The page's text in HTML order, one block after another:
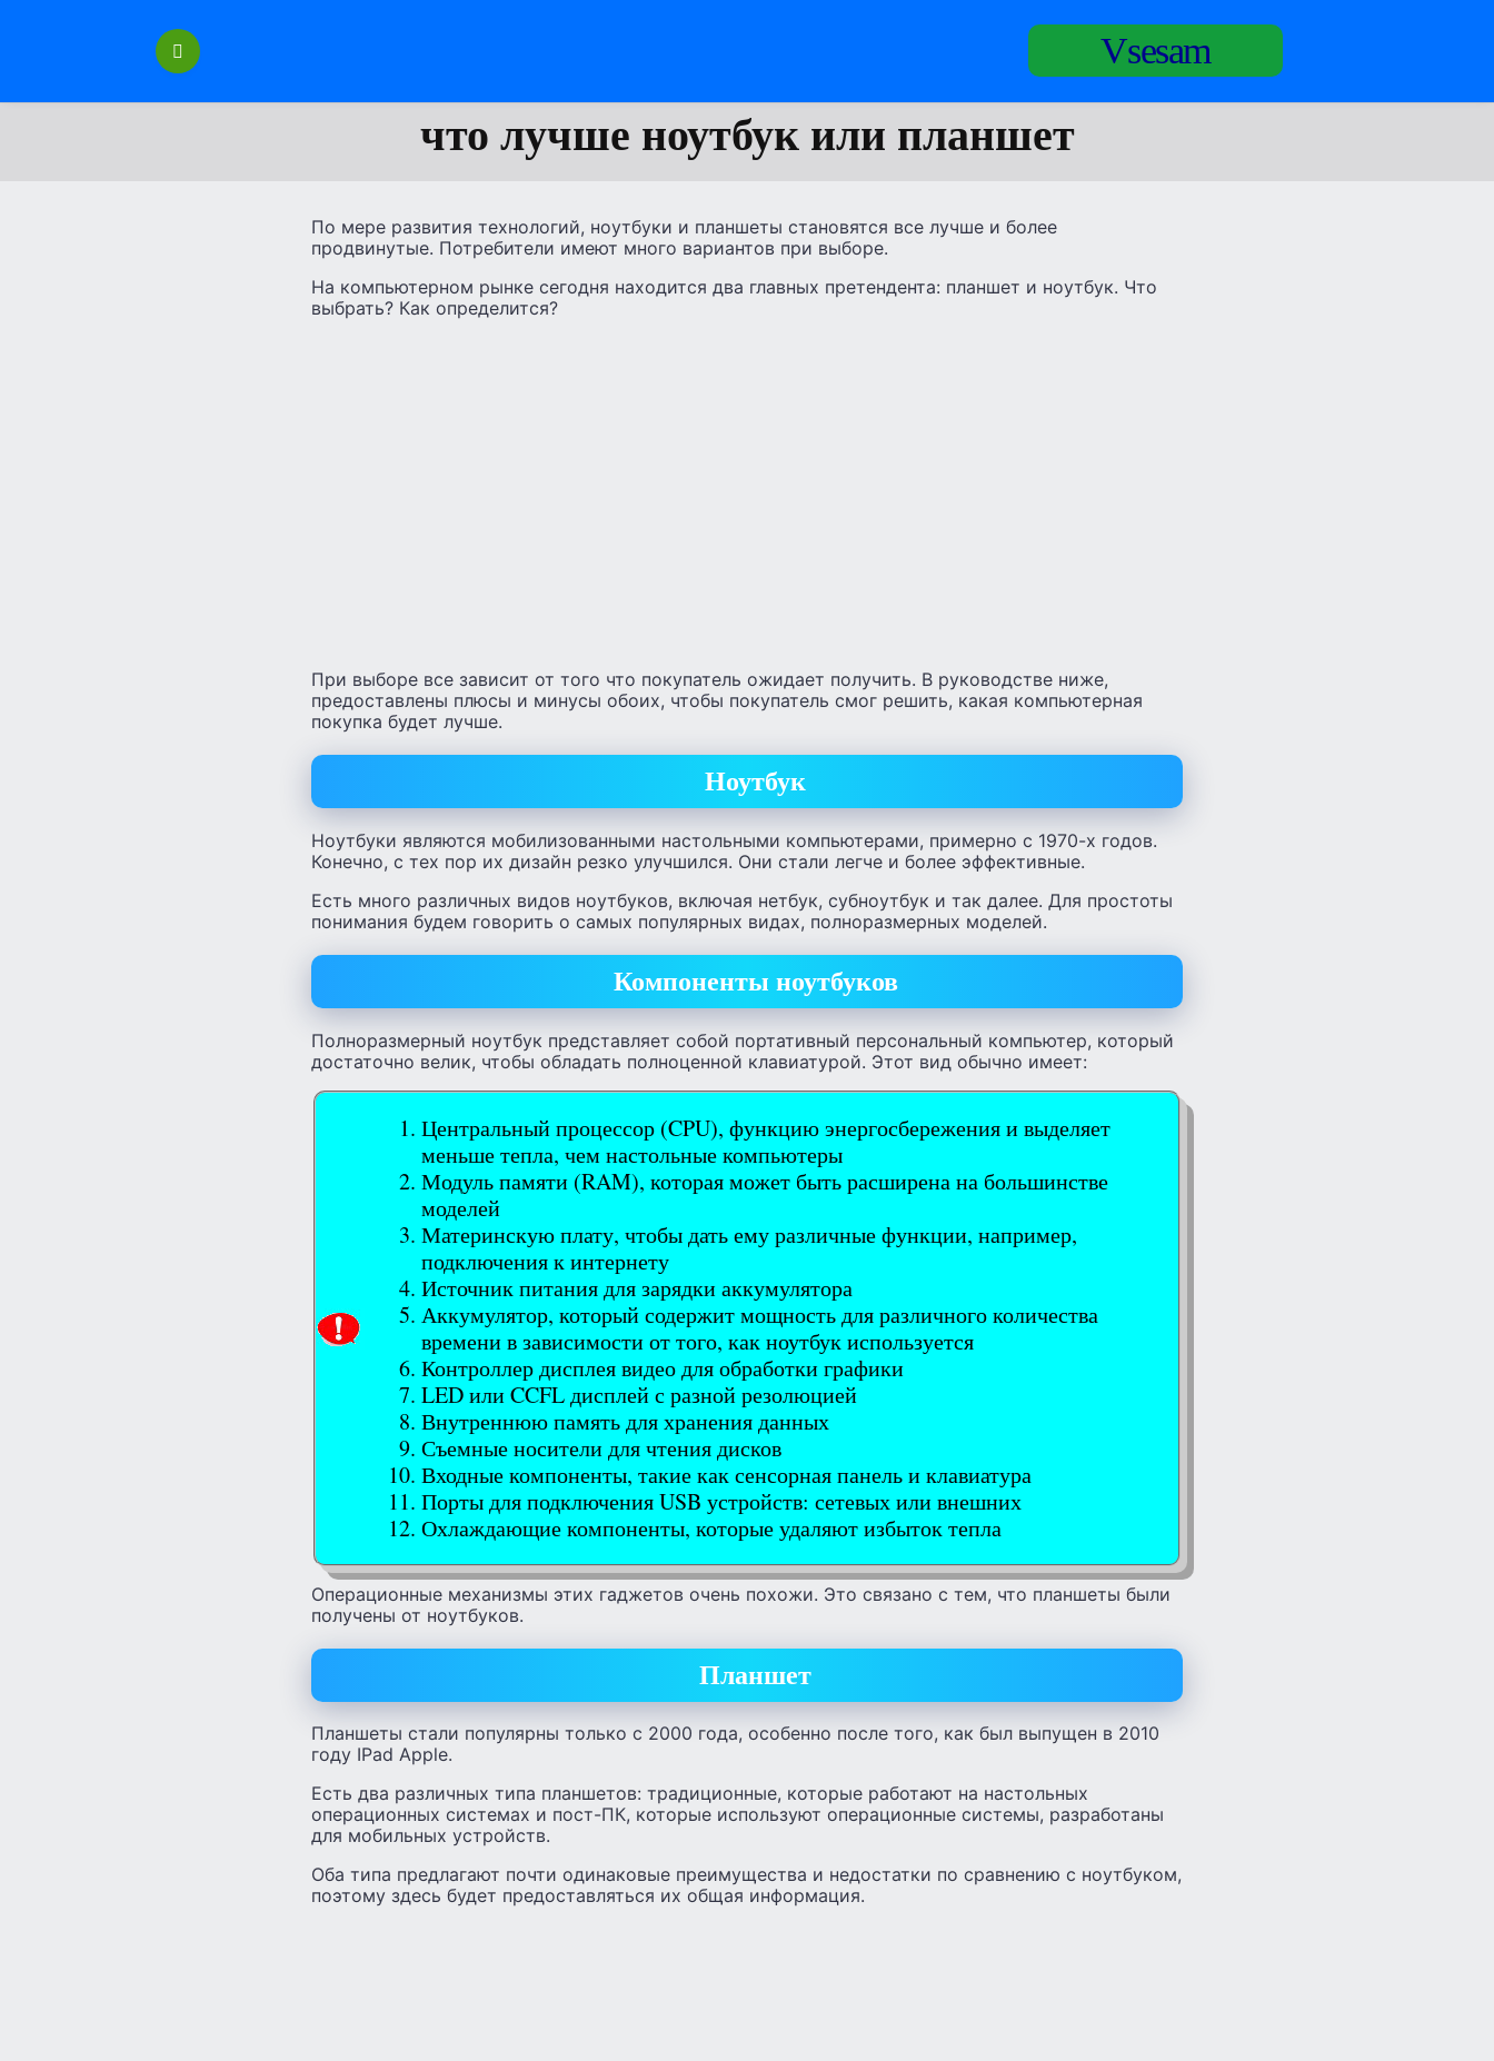
Vsesam
что лучше ноутбук или планшет
По мере развития технологий, ноутбуки и планшеты становятся все лучше и более
продвинутые. Потребители имеют много вариантов при выборе.
На компьютерном рынке сегодня находится два главных претендента: планшет и ноутбук. Что
выбрать? Как определится?
При выборе все зависит от того что покупатель ожидает получить. В руководстве ниже,
предоставлены плюсы и минусы обоих, чтобы покупатель смог решить, какая компьютерная
покупка будет лучше.
Ноутбук
Ноутбуки являются мобилизованными настольными компьютерами, примерно с 1970-х годов.
Конечно, с тех пор их дизайн резко улучшился. Они стали легче и более эффективные.
Есть много различных видов ноутбуков, включая нетбук, субноутбук и так далее. Для простоты
понимания будем говорить о самых популярных видах, полноразмерных моделей.
Компоненты ноутбуков
Полноразмерный ноутбук представляет собой портативный персональный компьютер, который
достаточно велик, чтобы обладать полноценной клавиатурой. Этот вид обычно имеет:
Центральный процессор (CPU), функцию энергосбережения и выделяет
меньше тепла, чем настольные компьютеры
Модуль памяти (RAM), которая может быть расширена на большинстве
моделей
Материнскую плату, чтобы дать ему различные функции, например,
подключения к интернету
Источник питания для зарядки аккумулятора
Аккумулятор, который содержит мощность для различного количества
времени в зависимости от того, как ноутбук используется
Контроллер дисплея видео для обработки графики
LED или CCFL дисплей с разной резолюцией
Внутреннюю память для хранения данных
Съемные носители для чтения дисков
Входные компоненты, такие как сенсорная панель и клавиатура
Порты для подключения USB устройств: сетевых или внешних
Охлаждающие компоненты, которые удаляют избыток тепла
Операционные механизмы этих гаджетов очень похожи. Это связано с тем, что планшеты были
получены от ноутбуков.
Планшет
Планшеты стали популярны только с 2000 года, особенно после того, как был выпущен в 2010
году IPad Apple.
Есть два различных типа планшетов: традиционные, которые работают на настольных
операционных системах и пост-ПК, которые используют операционные системы, разработаны
для мобильных устройств.
Оба типа предлагают почти одинаковые преимущества и недостатки по сравнению с ноутбуком,
поэтому здесь будет предоставляться их общая информация.